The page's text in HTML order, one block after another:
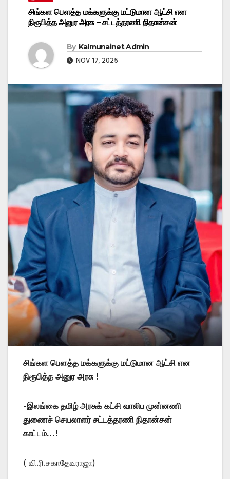
சிங்கள பௌத்த மக்களுக்கு மட்டுமான ஆட்சி என
நிரூபித்த அனுர அரசு – சட்டத்தரணி நிதான்சன்
By Kalmunainet Admin
NOV 17, 2025
சிங்கள பௌத்த மக்களுக்கு மட்டுமான ஆட்சி என
நிரூபித்த அனுர அரசு !
-இலங்கை தமிழ் அரசுக் கட்சி வாலிப முன்னணி
துணைச் செயலாளர் சட்டத்தரணி நிதான்சன்
காட்டம்…!
( வி.ரி.சகாதேவராஜா)